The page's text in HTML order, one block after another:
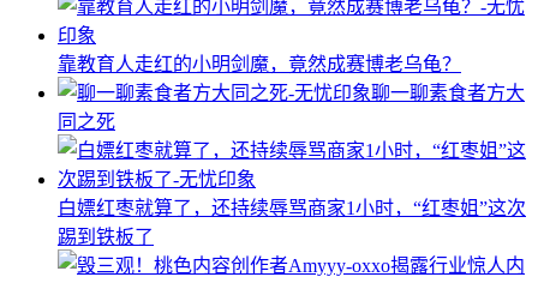
靠教育人走红的小明剑魔，竟然成赛博老乌龟？
聊一聊素食者方大
同之死
白嫖红枣就算了，还持续辱骂商家1小时，“红枣姐”这次
踢到铁板了